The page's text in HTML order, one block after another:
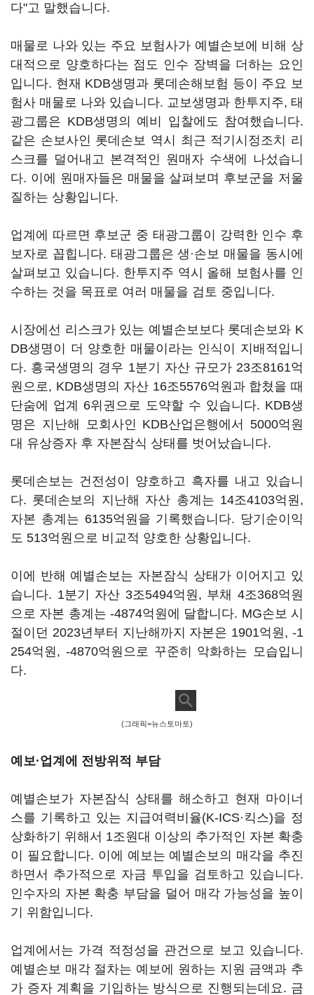
다"고 말했습니다.
매물로 나와 있는 주요 보험사가 예별손보에 비해 상
대적으로 양호하다는 점도 인수 장벽을 더하는 요인
입니다. 현재 KDB생명과 롯데손해보험 등이 주요 보
험사 매물로 나와 있습니다. 교보생명과 한투지주, 태
광그룹은 KDB생명의 예비 입찰에도 참여했습니다.
같은 손보사인 롯데손보 역시 최근 적기시정조치 리
스크를 덜어내고 본격적인 원매자 수색에 나섰습니
다. 이에 원매자들은 매물을 살펴보며 후보군을 저울
질하는 상황입니다.
업계에 따르면 후보군 중 태광그룹이 강력한 인수 후
보자로 꼽힙니다. 태광그룹은 생·손보 매물을 동시에
살펴보고 있습니다. 한투지주 역시 올해 보험사를 인
수하는 것을 목표로 여러 매물을 검토 중입니다.
시장에선 리스크가 있는 예별손보보다 롯데손보와 K
DB생명이 더 양호한 매물이라는 인식이 지배적입니
다. 흥국생명의 경우 1분기 자산 규모가 23조8161억
원으로, KDB생명의 자산 16조5576억원과 합쳤을 때
단숨에 업계 6위권으로 도약할 수 있습니다. KDB생
명은 지난해 모회사인 KDB산업은행에서 5000억원
대 유상증자 후 자본잠식 상태를 벗어났습니다.
롯데손보는 건전성이 양호하고 흑자를 내고 있습니
다. 롯데손보의 지난해 자산 총계는 14조4103억원,
자본 총계는 6135억원을 기록했습니다. 당기순이익
도 513억원으로 비교적 양호한 상황입니다.
이에 반해 예별손보는 자본잠식 상태가 이어지고 있
습니다. 1분기 자산 3조5494억원, 부채 4조368억원
으로 자본 총계는 -4874억원에 달합니다. MG손보 시
절이던 2023년부터 지난해까지 자본은 1901억원, -1
254억원, -4870억원으로 꾸준히 악화하는 모습입니
다.
(그래픽=뉴스토마토)
예보·업계에 전방위적 부담
예별손보가 자본잠식 상태를 해소하고 현재 마이너
스를 기록하고 있는 지급여력비율(K-ICS·킥스)을 정
상화하기 위해서 1조원대 이상의 추가적인 자본 확충
이 필요합니다. 이에 예보는 예별손보의 매각을 추진
하면서 추가적으로 자금 투입을 검토하고 있습니다.
인수자의 자본 확충 부담을 덜어 매각 가능성을 높이
기 위함입니다.
업계에서는 가격 적정성을 관건으로 보고 있습니다.
예별손보 매각 절차는 예보에 원하는 지원 금액과 추
가 증자 계획을 기입하는 방식으로 진행되는데요. 금